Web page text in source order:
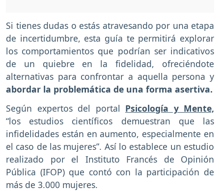
Si tienes dudas o estás atravesando por una etapa
de incertidumbre, esta guía te permitirá explorar
los comportamientos que podrían ser indicativos
de un quiebre en la fidelidad, ofreciéndote
alternativas para confrontar a aquella persona y
abordar la problemática de una forma asertiva.
Según expertos del portal Psicología y Mente,
“los estudios científicos demuestran que las
infidelidades están en aumento, especialmente en
el caso de las mujeres”. Así lo establece un estudio
realizado por el Instituto Francés de Opinión
Pública (IFOP) que contó con la participación de
más de 3.000 mujeres.